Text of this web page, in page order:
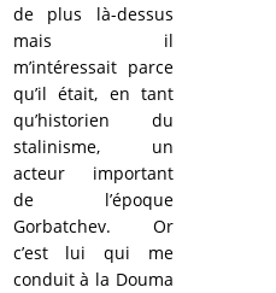
de plus là-dessus
mais il
m’intéressait parce
qu’il était, en tant
qu’historien du
stalinisme, un
acteur important
de l’époque
Gorbatchev. Or
c’est lui qui me
conduit à la Douma